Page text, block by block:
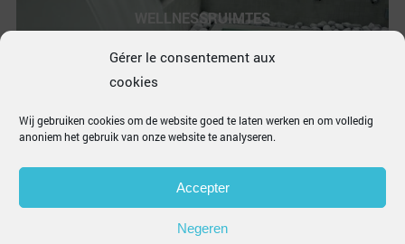
Gérer le consentement aux
cookies
Wij gebruiken cookies om de website goed te laten werken en om volledig
anoniem het gebruik van onze website te analyseren.
Accepter
Negeren
WELLNESSRUIMTES